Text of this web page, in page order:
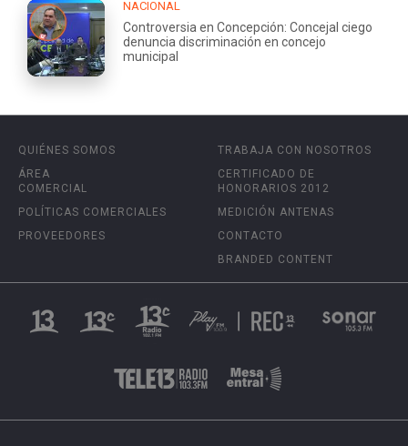
NACIONAL
Controversia en Concepción: Concejal ciego
denuncia discriminación en concejo
municipal
QUIÉNES SOMOS
ÁREA
COMERCIAL
POLÍTICAS COMERCIALES
PROVEEDORES
TRABAJA CON NOSOTROS
CERTIFICADO DE
HONORARIOS 2012
MEDICIÓN ANTENAS
CONTACTO
BRANDED CONTENT